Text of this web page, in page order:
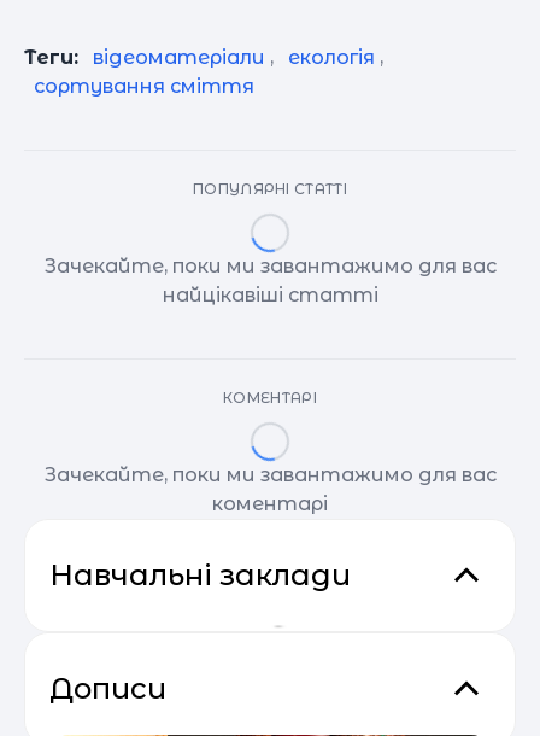
Теги: відеоматеріали , екологія ,
сортування сміття
ПОПУЛЯРНІ СТАТТІ
Зачекайте, поки ми завантажимо для вас
найцікавіші статті
КОМЕНТАРІ
Зачекайте, поки ми завантажимо для вас
коментарі
Навчальні заклади
Дописи